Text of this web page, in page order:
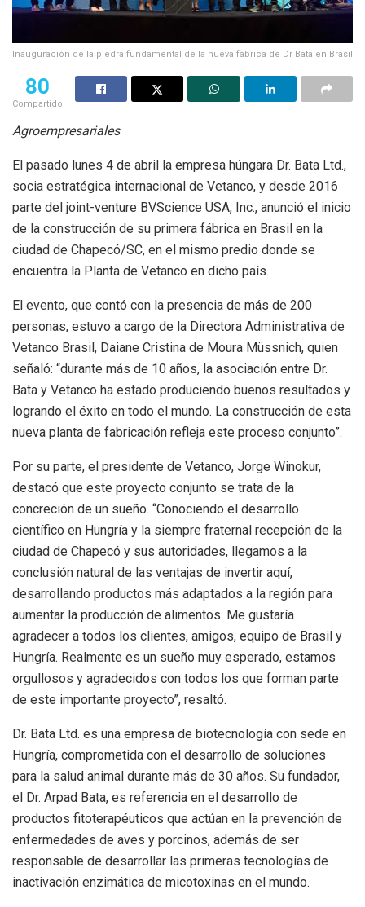
Inauguración de la piedra fundamental de la nueva fábrica de Dr Bata en Brasil
80
Compartido
Agroempresariales
El pasado lunes 4 de abril la empresa húngara Dr. Bata Ltd.,
socia estratégica internacional de Vetanco, y desde 2016
parte del joint-venture BVScience USA, Inc., anunció el inicio
de la construcción de su primera fábrica en Brasil en la
ciudad de Chapecó/SC, en el mismo predio donde se
encuentra la Planta de Vetanco en dicho país.
El evento, que contó con la presencia de más de 200
personas, estuvo a cargo de la Directora Administrativa de
Vetanco Brasil, Daiane Cristina de Moura Müssnich, quien
señaló: “durante más de 10 años, la asociación entre Dr.
Bata y Vetanco ha estado produciendo buenos resultados y
logrando el éxito en todo el mundo. La construcción de esta
nueva planta de fabricación refleja este proceso conjunto”.
Por su parte, el presidente de Vetanco, Jorge Winokur,
destacó que este proyecto conjunto se trata de la
concreción de un sueño. “Conociendo el desarrollo
científico en Hungría y la siempre fraternal recepción de la
ciudad de Chapecó y sus autoridades, llegamos a la
conclusión natural de las ventajas de invertir aquí,
desarrollando productos más adaptados a la región para
aumentar la producción de alimentos. Me gustaría
agradecer a todos los clientes, amigos, equipo de Brasil y
Hungría. Realmente es un sueño muy esperado, estamos
orgullosos y agradecidos con todos los que forman parte
de este importante proyecto”, resaltó.
Dr. Bata Ltd. es una empresa de biotecnología con sede en
Hungría, comprometida con el desarrollo de soluciones
para la salud animal durante más de 30 años. Su fundador,
el Dr. Arpad Bata, es referencia en el desarrollo de
productos fitoterapéuticos que actúan en la prevención de
enfermedades de aves y porcinos, además de ser
responsable de desarrollar las primeras tecnologías de
inactivación enzimática de micotoxinas en el mundo.